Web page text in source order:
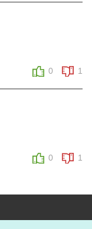
0 1
0 1